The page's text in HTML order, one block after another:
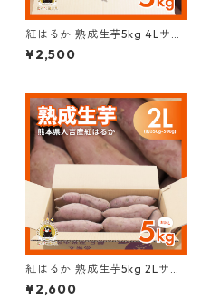
紅はるか 熟成生芋5kg 4Lサイ
ズ (約700g以上/本)
¥2,500
紅はるか 熟成生芋5kg 2Lサイ
ズ (約350g~500g/本)
¥2,600